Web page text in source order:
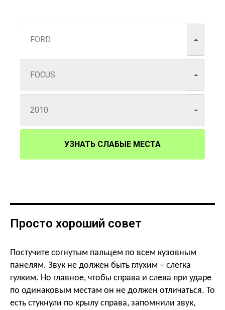
УЗНАТЬ СЛАБЫЕ МЕСТА
Просто хороший совет
Постучите согнутым пальцем по всем кузовным
панелям. Звук не должен быть глухим – слегка
гулким. Но главное, чтобы справа и слева при ударе
по одинаковым местам он не должен отличаться. То
есть стукнули по крылу справа, запомнили звук,